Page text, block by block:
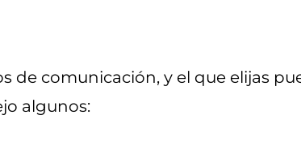
de comunicación, y el que elijas
algunos: